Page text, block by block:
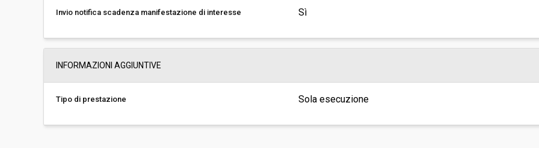
Invio notifica scadenza manifestazione di interesse Sì
INFORMAZIONI AGGIUNTIVE
Tipo di prestazione Sola esecuzione